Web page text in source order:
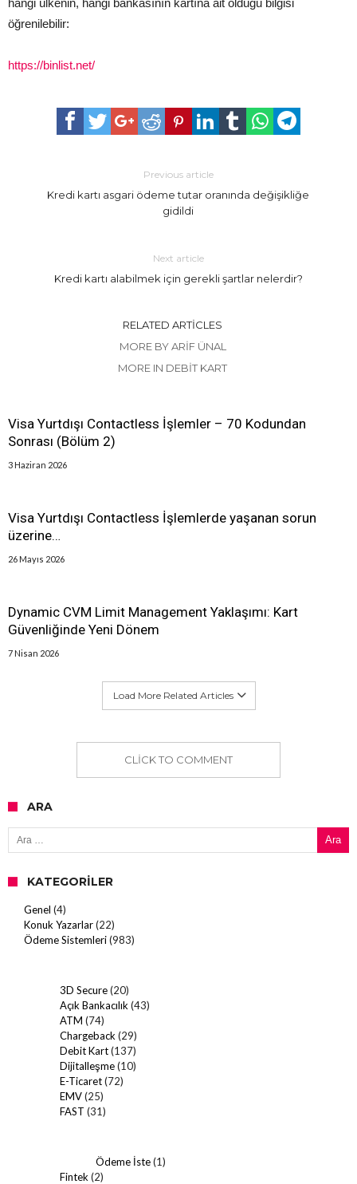
öğrenilebilir:
https://binlist.net/
Previous article
Kredi kartı asgari ödeme tutar oranında değişikliğe
gidildi
Next article
Kredi kartı alabilmek için gerekli şartlar nelerdir?
RELATED ARTICLES
MORE BY ARIF ÜNAL
MORE IN DEBIT KART
Visa Yurtdışı Contactless İşlemler – 70 Kodundan
Sonrası (Bölüm 2)
3 Haziran 2026
Visa Yurtdışı Contactless İşlemlerde yaşanan sorun
üzerine…
26 Mayıs 2026
Dynamic CVM Limit Management Yaklaşımı: Kart
Güvenliğinde Yeni Dönem
7 Nisan 2026
Load More Related Articles
CLICK TO COMMENT
ARA
Arama:
KATEGORILER
Genel (4)
Konuk Yazarlar(22)
Ödeme Sistemleri(983)
3D Secure(20)
Açık Bankacılık (43)
ATM (74)
Chargeback (29)
Debit Kart(137)
Dijitalleşme(10)
E-Ticaret(72)
EMV(25)
FAST (31)
Ödeme İste(1)
Fintek (2)